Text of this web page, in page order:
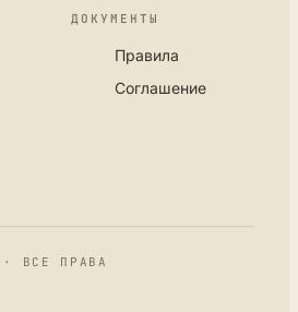
ДОКУМЕНТЫ
Правила
Соглашение
· ВСЕ ПРАВА